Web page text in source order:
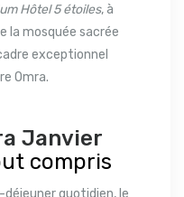
Hôtel 5 étoiles, à
la mosquée sacrée
exceptionnel
Omra.
Janvier
compris
quotidien, le